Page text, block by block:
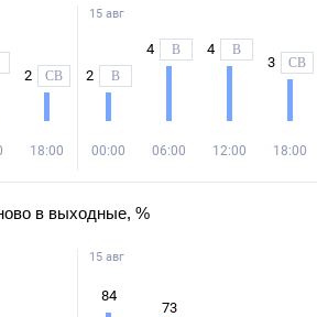
2 СВ
18:00
15 авг
2 В
00:00
4 В
06:00
4 В
12:00
3 СВ
18:00
в выходные, %
15 авг
84
73